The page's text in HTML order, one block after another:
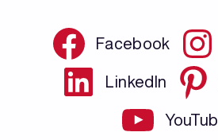
Facebook
LinkedIn